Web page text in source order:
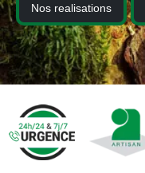
Nos realisations